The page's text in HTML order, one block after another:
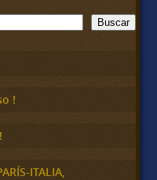
Buscar
!
ITALIA,